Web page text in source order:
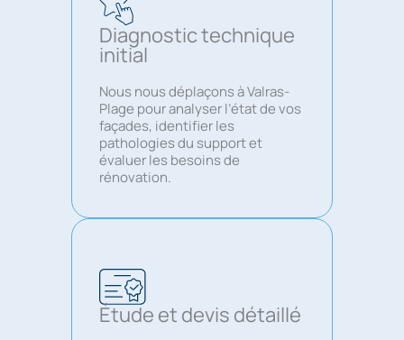
Diagnostic technique
initial
Nous nous déplaçons à Valras-
Plage pour analyser l’état de vos
façades, identifier les
pathologies du support et
évaluer les besoins de
rénovation.
Étude et devis détaillé